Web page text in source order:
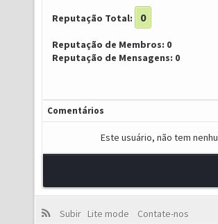
Reputação Total: 0
Reputação de Membros: 0
Reputação de Mensagens: 0
Comentários
Este usuário, não tem
Subir Lite mode
Contate-nos